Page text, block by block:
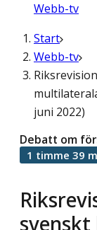
Webb-tv
Start
Webb-tv
juni 2022)
Debatt om
1 timme 39